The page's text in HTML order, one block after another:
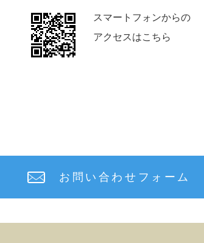
スマートフォンからの
アクセスはこちら
お問い合わせフォーム